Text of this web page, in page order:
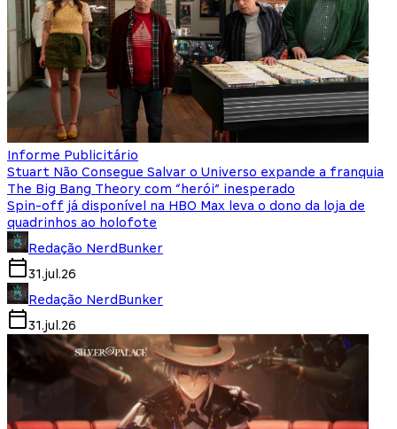
Informe Publicitário
Stuart Não Consegue Salvar o Universo expande a franquia
The Big Bang Theory com “herói” inesperado
Spin-off já disponível na HBO Max leva o dono da loja de
quadrinhos ao holofote
Redação NerdBunker
31.jul.26
Redação NerdBunker
31.jul.26